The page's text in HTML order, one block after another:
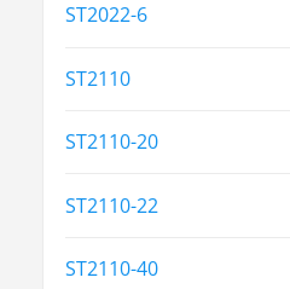
ST2022-6
ST2110
ST2110-20
ST2110-22
ST2110-40